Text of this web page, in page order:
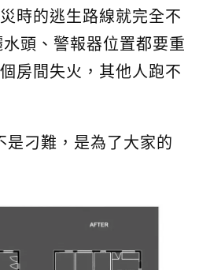
時的逃生路線就完全不
頭、警報器位置都要重
房間失火，其他人跑不
是刁難，是為了大家的